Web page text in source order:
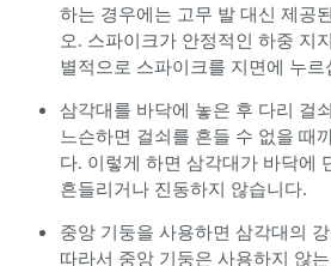
하는 경우에는 고무 발 대신 제공
오. 스파이크가 안정적인 하중 지
별적으로 스파이크를 지면에 누르
삼각대를 바닥에 놓은 후 다리 걸
느슨하면 걸쇠를 흔들 수 없을 때
다. 이렇게 하면 삼각대가 바닥에
흔들리거나 진동하지 않습니다.
중앙 기둥을 사용하면 삼각대의
따라서 중앙 기둥은 사용하지 않